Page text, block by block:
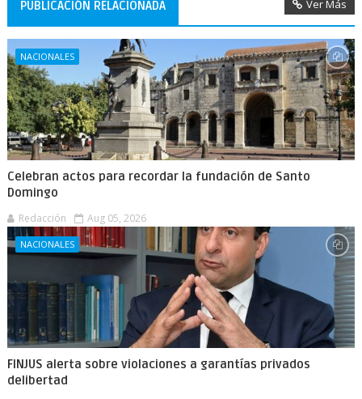
PUBLICACIÓN RELACIONADA Ver Más
NACIONALES
Celebran actos para recordar la fundación de Santo
Domingo
Redacción Aug 05, 2026
NACIONALES
FINJUS alerta sobre violaciones a garantías privados
delibertad